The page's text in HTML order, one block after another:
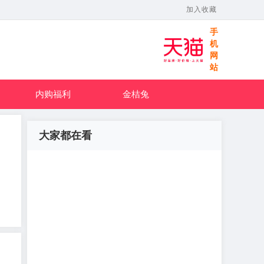
加入收藏
手
机
网
站
内购福利 金桔兔
大家都在看